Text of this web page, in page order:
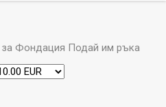
Фондация Подай им ръка